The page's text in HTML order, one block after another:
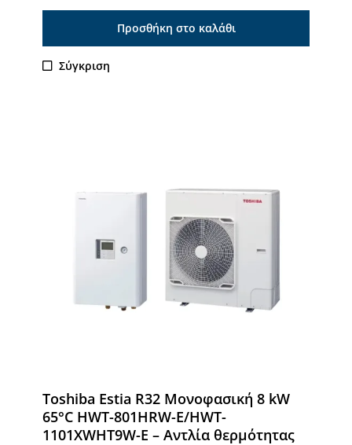
Προσθήκη στο καλάθι
Σύγκριση
Toshiba Estia R32 Μονοφασική 8 kW
65°C HWT-801HRW-E/HWT-
1101XWHT9W-E – Αντλία θερμότητας